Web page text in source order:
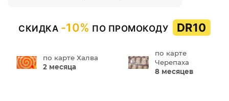
СКИДКА -10% ПО ПРОМОКОДУ DR10
по карте Халва
2 месяца
по карте
Черепаха
8 месяцев